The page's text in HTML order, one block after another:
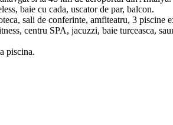
baie cu cada, uscator de par, balcon.
sali de conferinte, amfiteatru, 3
centru SPA, jacuzzi, baie turceasca,
piscina.